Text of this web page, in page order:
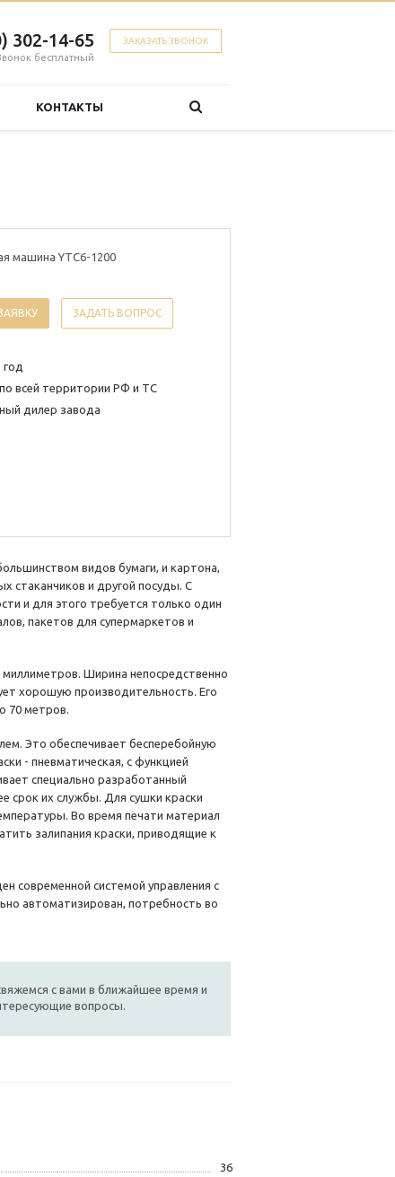
ЗАКАЗАТЬ ЗВОНОК
302-14-65
бесплатный
КОНТАКТЫ
машина YTC6-1200
ЗАДАТЬ ВОПРОС
год
всей территории РФ и ТС
дилер завода
видов бумаги, и картона,
стаканчиков и другой посуды. С
и для этого требуется только один
пакетов для супермаркетов и
Ширина непосредственно
хорошую производительность. Его
70 метров.
Это обеспечивает бесперебойную
- пневматическая, с функцией
специально разработанный
срок их службы. Для сушки краски
Во время печати материал
залипания краски, приводящие к
современной системой управления с
автоматизирован, потребность во
с вами в ближайшее время и
вопросы.
36